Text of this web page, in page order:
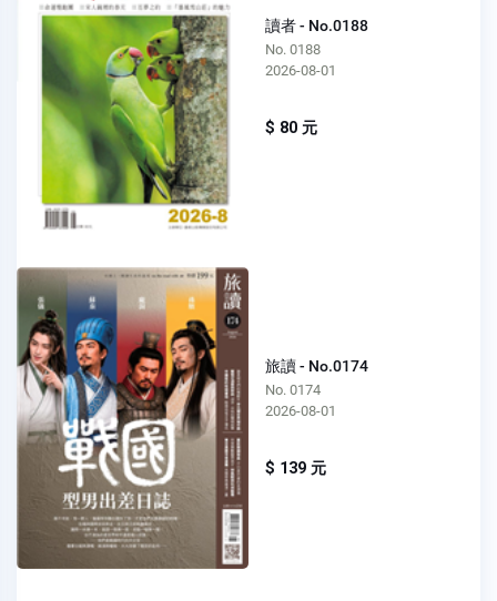
讀者 - No.0188
No. 0188
2026-08-01
$ 80 元
旅讀 - No.0174
No. 0174
2026-08-01
$ 139 元